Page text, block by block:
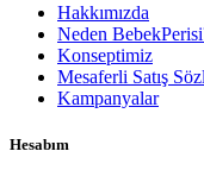
Hakkımızda
Neden
Konseptimiz
Mesaferli Satış
Kampanyalar
Hesabım